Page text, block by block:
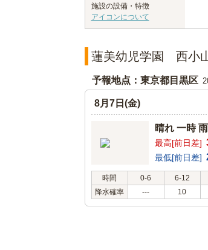
施設の設備・特徴
アイコンについて
蓮美幼児学園 西小
予報地点：東京都目黒区
8月7日(金)
晴れ 一時 雨
最高[前日差]
最低[前日差]
時間 0-6 6-12
降水確率
--- 10